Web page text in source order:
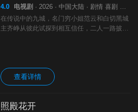
4.0 电视剧 · 2026 · 中国大陆 · 剧情 喜剧 爱情 古装
在传说中的九城，名门穷小姐范云和白切黑城
主齐峥从彼此试探到相互信任，二人一路披荆
查看详情
照殿花开